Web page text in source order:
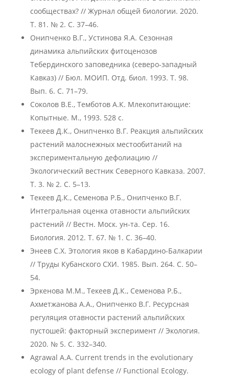
сообществах? // Журнал общей биологии. 2020.
Т. 81. № 2. С. 37–46.
Онипченко В.Г., Устинова Я.А. Сезонная
динамика альпийских фитоценозов
Тебердинского заповедника (северо-западный
Кавказ) // Бюл. МОИП. Отд. биол. 1993. Т. 98.
Вып. 6. С. 71–79.
Соколов В.Е., Темботов А.К. Млекопитающие:
Копытные. М., 1993. 528 с.
Текеев Д.К., Онипченко В.Г. Реакция альпийских
растений малоснежных местообитаний на
экспериментальную дефолиацию //
Экологический вестник Северного Кавказа. 2007.
Т. 3. № 2. С. 5–13.
Текеев Д.К., Семенова Р.Б., Онипченко В.Г.
Интегральная оценка отавности альпийских
растений // Вестн. Моск. ун-та. Сер. 16.
Биология. 2012. Т. 67. № 1. С. 36–40.
Энеев С.Х. Этология яков в Кабардино-Балкарии
// Труды Кубанского СХИ. 1985. Вып. 264. С. 50–
54.
Эркенова М.М., Текеев Д.К., Семенова Р.Б.,
Ахметжанова А.А., Онипченко В.Г. Ресурсная
регуляция отавности растений альпийских
пустошей: факторный эксперимент // Экология.
2020. № 5. С. 332–340.
Agrawal A.A. Current trends in the evolutionary
ecology of plant defense // Functional Ecology.